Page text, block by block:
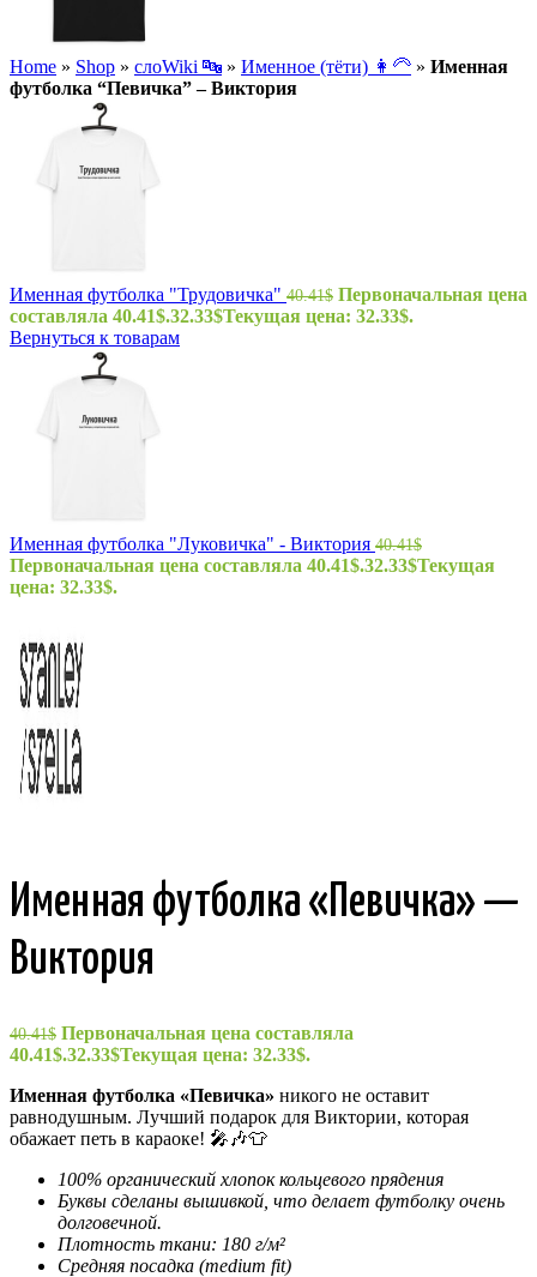
Home » Shop » слоWiki 🔤 » Именное (тёти) 👩‍🦳 » Именная
футболка “Певичка” – Виктория
Именная футболка "Трудовичка" 40.41$ Первоначальная цена
составляла 40.41$.32.33$Текущая цена: 32.33$.
Вернуться к товарам
Именная футболка "Луковичка" - Виктория 40.41$
Первоначальная цена составляла 40.41$.32.33$Текущая
цена: 32.33$.
Именная футболка «Певичка» —
Виктория
40.41$ Первоначальная цена составляла
40.41$.32.33$Текущая цена: 32.33$.
Именная футболка «Певичка» никого не оставит
равнодушным. Лучший подарок для Виктории, которая
обажает петь в караоке! 🎤🎶👕
100% органический хлопок кольцевого прядения
Буквы сделаны вышивкой, что делает футболку очень
долговечной.
Плотность ткани: 180 г/м²
Средняя посадка (medium fit)